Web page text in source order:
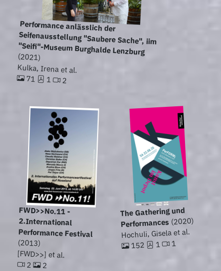
Performance anlässlich der
Seifenausstellung "Saubere Sache", iim
"Seifi"-Museum Burghalde Lenzburg
(2021)
Kulka, Irena et al.
71 1 2
FWD>>No.11 -
2.International
Performance Festival
(2013)
[FWD>>] et al.
2 2
The Gathering und
Performances(2020)
Hochuli, Gisela et al.
152 1 1